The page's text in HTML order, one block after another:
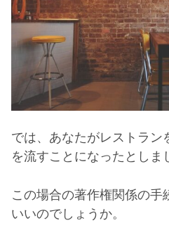
では、あなたがレストラン
を流すことになったとしま
この場合の著作権関係の
いいのでしょうか。